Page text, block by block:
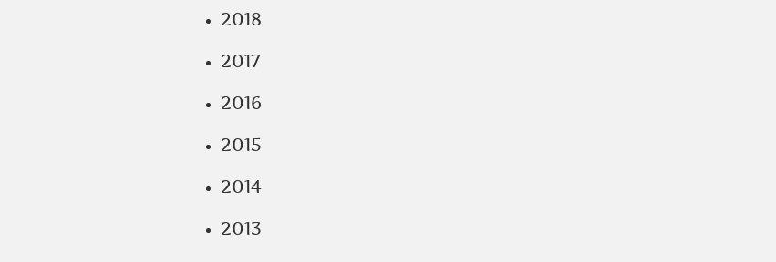
2018
2017
2016
2015
2014
2013